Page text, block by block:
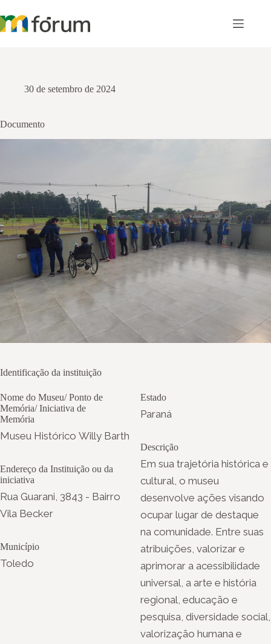
para
o
30 de setembro de 2024
Documento
Identificação da instituição
Nome do Museu/ Ponto de
Memória/ Iniciativa de
Memória
Museu Histórico Willy Barth
Endereço da Instituição ou da
iniciativa
Rua Guarani, 3843 - Bairro
Vila Becker
Município
Toledo
Estado
Paraná
Descrição
Em sua trajetória histórica e
cultural, o museu
desenvolve ações visando
ocupar lugar de destaque
na comunidade. Entre suas
atribuições, valorizar e
aprimorar a acessibilidade
universal, a arte e história
regional, educação e
pesquisa, diversidade social,
valorização humana e